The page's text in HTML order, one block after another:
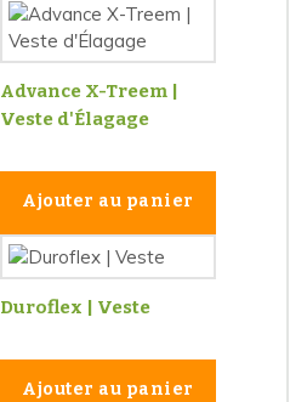
Advance X-Treem |
Veste d'Élagage
Ajouter au panier
Duroflex | Veste
Ajouter au panier